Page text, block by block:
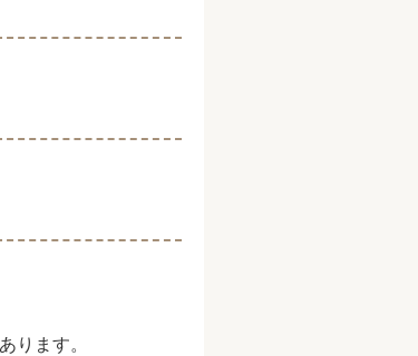
ります。